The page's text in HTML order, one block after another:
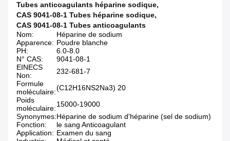
Tubes anticoagulants héparine sodique,
CAS 9041-08-1 Tubes héparine sodique,
CAS 9041-08-1 Tubes anticoagulants
Nom:
Héparine de sodium
Apparence: Poudre blanche
PH:
6.0-8.0
N° CAS:
9041-08-1
EINECS
Non:
232-681-7
Formule
moléculaire:(C12H16NS2Na3) 20
Poids
moléculaire:15000-19000
Synonymes:Héparine de sodium d'héparine (sel de sodium)
Fonction:
le sang Anticoagulant
Application: Examen du sang